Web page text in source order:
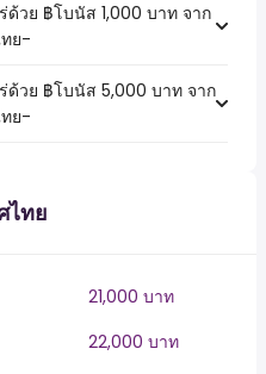
วย ฿โบนัส 1,000 บาท จาก
ทย-
ด้วย ฿โบนัส 5,000 บาท จาก
ทย-
ไทย
21,000 บาท
22,000 บาท